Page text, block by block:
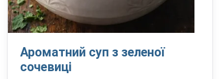
Ароматний суп з зеленої
сочевиці